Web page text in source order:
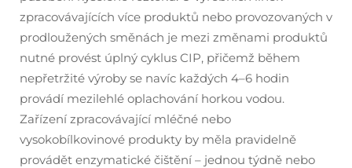
zpracovávajících více produktů nebo provozovaných v
prodloužených směnách je mezi změnami produktů
nutné provést úplný cyklus CIP, přičemž během
nepřetržité výroby se navíc každých 4–6 hodin
provádí mezilehlé oplachování horkou vodou.
Zařízení zpracovávající mléčné nebo
vysokobílkovinové produkty by měla pravidelně
provádět enzymatické čištění – jednou týdně nebo